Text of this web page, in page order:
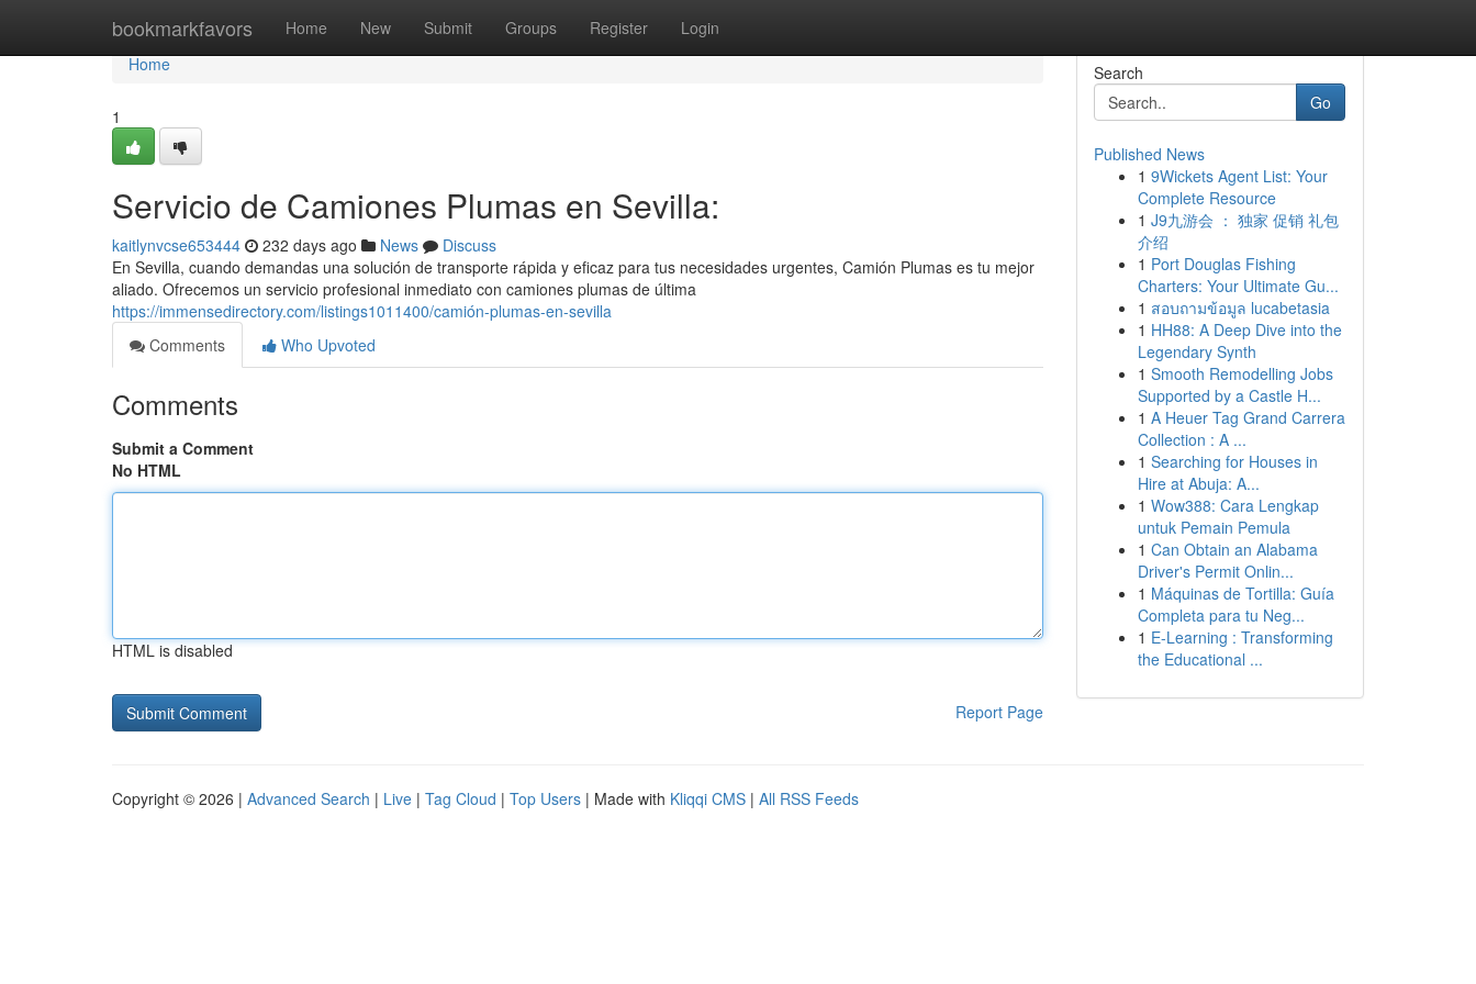
bookmarkfavors Home New Submit Groups Register Login
Home
Home
1
Servicio de Camiones Plumas en Sevilla:
kaitlynvcse653444 232 days ago News
Discuss
En Sevilla, cuando demandas una solución de transporte rápida y eficaz para tus necesidades urgentes, Camión Plumas es tu mejor
aliado. Ofrecemos un servicio profesional inmediato con camiones plumas de última
https://immensedirectory.com/listings1011400/camión-plumas-en-sevilla
Comments
Who Upvoted
Comments
Submit a Comment
No HTML
HTML is disabled
Report Page
Search
Go
Published News
1 9Wickets Agent List: Your
Complete Resource
1 J9九游会 ： 独家 促销 礼包
介绍
1 Port Douglas Fishing
Charters: Your Ultimate Gu...
1 สอบถามข้อมูล lucabetasia
1 HH88: A Deep Dive into the
Legendary Synth
1 Smooth Remodelling Jobs
Supported by a Castle H...
1 A Heuer Tag Grand Carrera
Collection : A ...
1 Searching for Houses in
Hire at Abuja: A...
1 Wow388: Cara Lengkap
untuk Pemain Pemula
1 Can Obtain an Alabama
Driver's Permit Onlin...
1 Máquinas de Tortilla: Guía
Completa para tu Neg...
1 E-Learning : Transforming
the Educational ...
Copyright © 2026 | Advanced Search | Live | Tag Cloud | Top Users | Made with Kliqqi CMS | All RSS Feeds